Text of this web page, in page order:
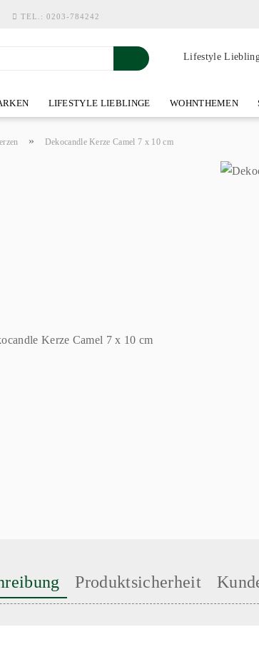
TEL.: 0203-784242
Lifestyle
LIFESTYLE LIEBLINGE WOHNTHEMEN
» Dekocandle Kerze Camel 7 x 10 cm
Produktsicherheit